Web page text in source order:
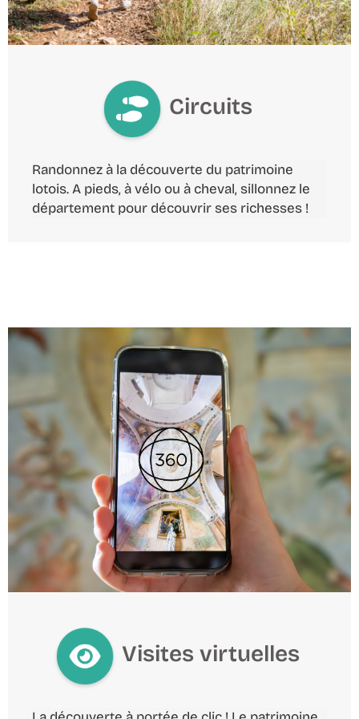
Circuits
Randonnez à la découverte du patrimoine
lotois. A pieds, à vélo ou à cheval, sillonnez le
département pour découvrir ses richesses !
Visites virtuelles